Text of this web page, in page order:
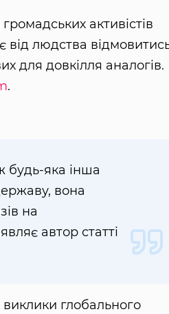
активістів
від людства
для довкілля аналогів.
.
будь-яка інша
вона
на
автор статті
глобального